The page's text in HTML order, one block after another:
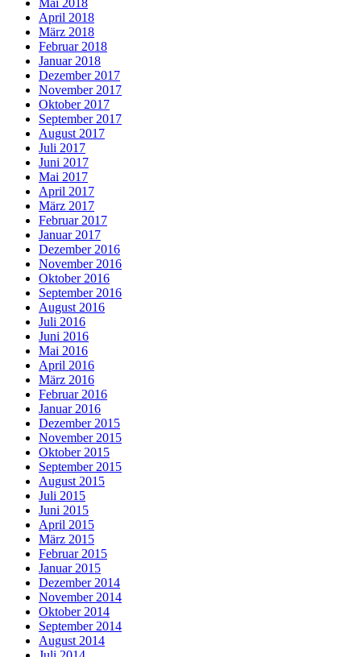
April 2018
März 2018
Februar 2018
Januar 2018
Dezember 2017
November 2017
Oktober 2017
September 2017
August 2017
Juli 2017
Juni 2017
Mai 2017
April 2017
März 2017
Februar 2017
Januar 2017
Dezember 2016
November 2016
Oktober 2016
September 2016
August 2016
Juli 2016
Juni 2016
Mai 2016
April 2016
März 2016
Februar 2016
Januar 2016
Dezember 2015
November 2015
Oktober 2015
September 2015
August 2015
Juli 2015
Juni 2015
April 2015
März 2015
Februar 2015
Januar 2015
Dezember 2014
November 2014
Oktober 2014
September 2014
August 2014